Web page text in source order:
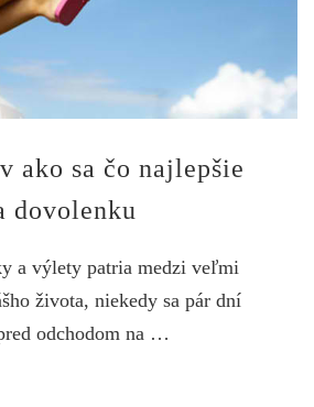
ako sa čo najlepšie
dovolenku
a výlety patria medzi veľmi
života, niekedy sa pár dní
odchodom na …